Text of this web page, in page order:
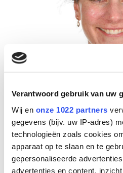
Verantwoord gebruik van uw
Wij en onze 1022 partners
gegevens (bijv. uw IP-adres)
technologieën zoals cookies
apparaat op te slaan en te
gepersonaliseerde
advertenties en content,